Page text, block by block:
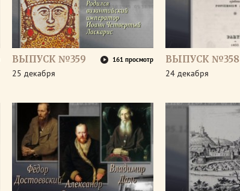
ВЫПУСК №359 161 просмотр
25 декабря
ВЫПУСК №358
24 декабря